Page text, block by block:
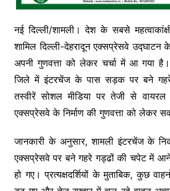
नई दिल्ली/शामली। देश के सबसे
शामिल दिल्ली-देहरादून एक्सप्रेसवे उद्घाटन
अपनी गुणवत्ता को लेकर चर्चा में आ गया
जिले में इंटरचेंज के पास सड़क पर बने
तस्वीरें सोशल मीडिया पर तेजी से
एक्सप्रेसवे के निर्माण की गुणवत्ता को लेकर
जानकारी के अनुसार, शामली इंटरचेंज के
एक्सप्रेसवे पर बने गहरे गड्ढों की चपेट में आने
हो गए। प्रत्यक्षदर्शियों के मुताबिक, कुछ